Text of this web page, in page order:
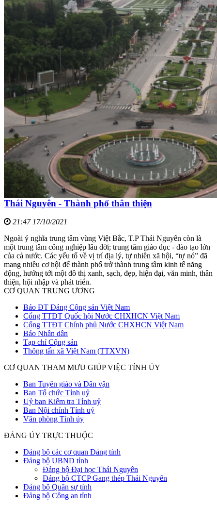
Thái Nguyên - Thành phố thân thiện
21:47 17/10/2021
Ngoài ý nghĩa trung tâm vùng Việt Bắc, T.P Thái Nguyên còn là
một trung tâm công nghiệp lâu đời; trung tâm giáo dục - đào tạo lớn
của cả nước. Các yếu tố về vị trí địa lý, tự nhiên xã hội, “tự nó” đã
mang nhiều cơ hội để thành phố trở thành trung tâm kinh tế năng
động, hướng tới một đô thị xanh, sạch, đẹp, hiện đại, văn minh, thân
thiện, hội nhập và phát triển.
CƠ QUAN TRUNG ƯƠNG
Báo ĐT Đảng Cộng sản Việt Nam
Cổng TTĐT Quốc hội Nước CHXHCN Việt Nam
Cổng TTĐT Chính phủ Nước CHXHCN Việt Nam
Báo Nhân dân
Tạp chí Cộng sản
Thông tấn xã Việt Nam (TTXVN)
CƠ QUAN THAM MƯU GIÚP VIỆC TỈNH ỦY
Ban Tuyên giáo và Dân vận
Ban Tổ chức Tỉnh uỷ
Uỷ ban Kiểm tra Tỉnh uỷ
Ban Nội chính Tỉnh uỷ
Văn phòng Tỉnh ủy
ĐẢNG ỦY TRỰC THUỘC
Đảng bộ các cơ quan Đảng tỉnh
Đảng bộ UBND tỉnh
Đảng bộ Đại học Thái Nguyên
Đảng bộ CTCP Gang thép Thái Nguyên
Đảng bộ Quân sự tỉnh
Đảng bộ Công an tỉnh